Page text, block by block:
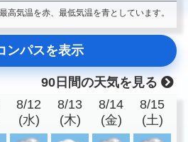
気温を赤、最低気温を青としています。
ンパスを表示
90日間の天気を見る
8/12
(水)
8/13
(木)
8/14
(金)
8/15
(土)